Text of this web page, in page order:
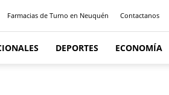
Farmacias de Turno en Neuquén Contactanos
DEPORTES ECONOMÍA